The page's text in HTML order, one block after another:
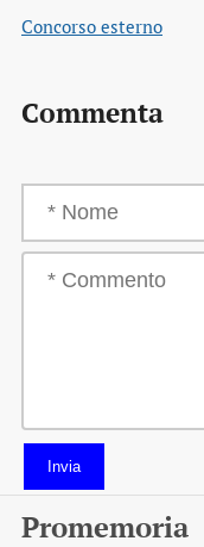
Concorso esterno
Commenta
Invia
Promemoria